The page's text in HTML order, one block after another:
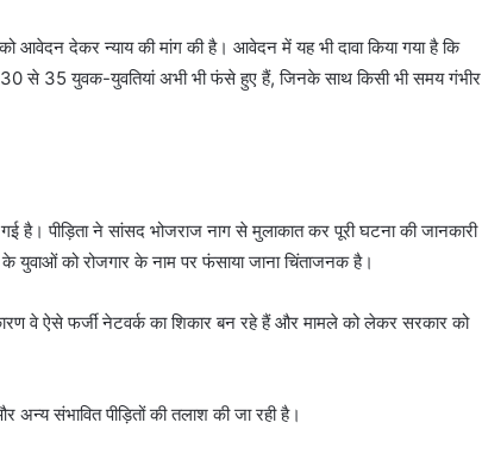
देकर न्याय की मांग की है। आवेदन में यह भी दावा किया गया है कि
से 35 युवक-युवतियां अभी भी फंसे हुए हैं, जिनके साथ किसी भी समय गंभीर
पीड़िता ने सांसद भोजराज नाग से मुलाकात कर पूरी घटना की जानकारी
युवाओं को रोजगार के नाम पर फंसाया जाना चिंताजनक है।
वे ऐसे फर्जी नेटवर्क का शिकार बन रहे हैं और मामले को लेकर सरकार को
संभावित पीड़ितों की तलाश की जा रही है।